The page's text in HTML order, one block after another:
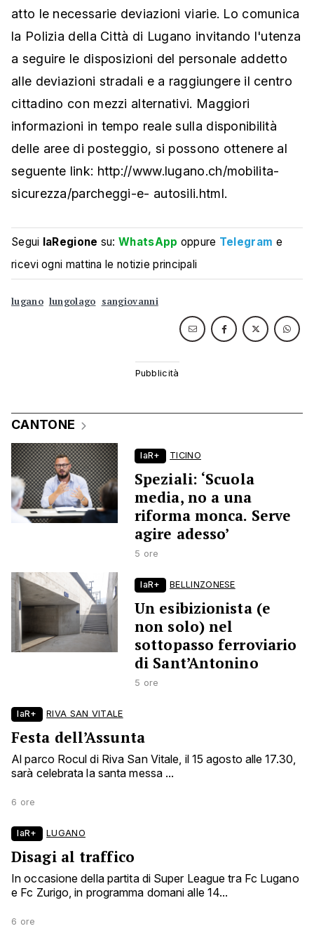
atto le necessarie deviazioni viarie. Lo comunica
la Polizia della Città di Lugano invitando l'utenza
a seguire le disposizioni del personale addetto
alle deviazioni stradali e a raggiungere il centro
cittadino con mezzi alternativi. Maggiori
informazioni in tempo reale sulla disponibilità
delle aree di posteggio, si possono ottenere al
seguente link: http://www.lugano.ch/mobilita-
sicurezza/parcheggi-e- autosili.html.
Segui laRegione su:WhatsApp oppure Telegram e
ricevi ogni mattina le notizie principali
lugano lungolago sangiovanni
CANTONE
laR+ TICINO
Speziali: ‘Scuola
media, no a una
riforma monca. Serve
agire adesso’
5 ore
laR+ BELLINZONESE
Un esibizionista (e
non solo) nel
sottopasso ferroviario
di Sant’Antonino
5 ore
laR+ RIVA SAN VITALE
Festa dell’Assunta
Al parco Rocul di Riva San Vitale, il 15 agosto alle 17.30,
sarà celebrata la santa messa ...
6 ore
laR+ LUGANO
Disagi al traffico
In occasione della partita di Super League tra Fc Lugano
e Fc Zurigo, in programma domani alle 14...
6 ore